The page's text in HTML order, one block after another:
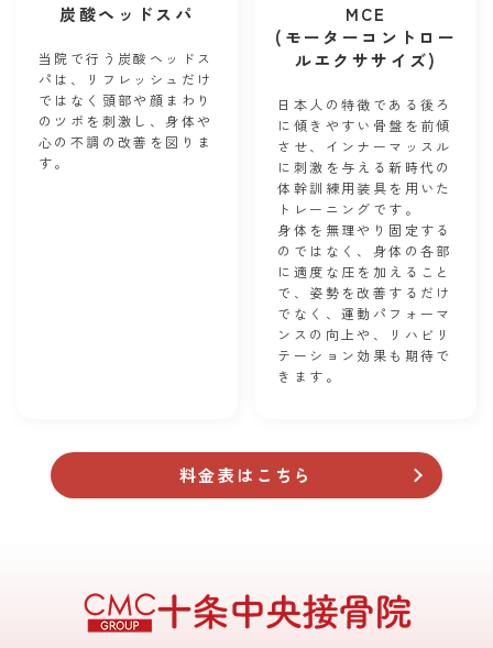
炭酸ヘッドスパ
当院で行う炭酸ヘッドス
パは、リフレッシュだけ
ではなく頭部や顔まわり
のツボを刺激し、身体や
心の不調の改善を図りま
す。
MCE
(モーターコントロー
ルエクササイズ)
日本人の特徴である後ろ
に傾きやすい骨盤を前傾
させ、インナーマッスル
に刺激を与える新時代の
体幹訓練用装具を用いた
トレーニングです。
身体を無理やり固定する
のではなく、身体の各部
に適度な圧を加えること
で、姿勢を改善するだけ
でなく、運動パフォーマ
ンスの向上や、リハビリ
テーション効果も期待で
きます。
料金表はこちら